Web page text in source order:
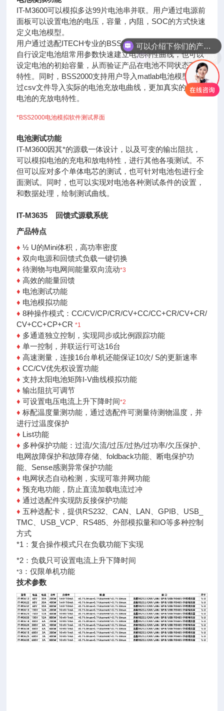
IT-M3600可以模拟多达99片电池串并联。用户通过电源前
面板可以设置电池的电压，容量，内阻，SOC的方式快速
定义电池模型。
用户通过选配ITECH专业的BSS2000电池模拟软件，可以
自行设定电池组常用参数快速建立电池特性曲线，也可以
设定电池的初始容量，从而验证产品在电池不同状态下的
特性。同时，BSS2000支持用户导入matlab电池模型或通
过csv文件导入实际的电池充放电曲线，更加真实的再现
电池的充放电特性。
*BSS2000电池模拟软件测试界面
电池测试功能
IT-M3600因其*的源载一体设计，以及可变的输出阻抗，
可以模拟电池的充电和放电特性，进行其他各项测试。不
但可以应对多个单体电芯的测试，也可针对电池包进行全
面测试。同时，也可以实现对电池各种测试条件的设置，
和数据处理，绘制测试曲线。
IT-M3635 回馈式源载系统
产品特点
♦½ U的Mini体积，高功率密度
♦双向电源和回馈式负载一键切换
♦待测物与电网间能量双向流动*3
♦高效的能量回馈
♦ 电池测试功能
♦ 电池模拟功能
♦8种操作模式：CC/CV/CP/CR/CV+CC/CC+CR/CV+CR/
CV+CC+CP+CR*1
♦ 多通道独立控制，实现同步或比例跟踪功能
♦单一控制，并联运行可达16台
♦高速测量，连接16台单机还能保证10次/ S的更新速率
♦CC/CV优先权设置功能
♦支持太阳电池矩阵I-V曲线模拟功能
♦输出阻抗可调节
♦可设置电压电流上升下降时间*2
♦标配温度量测功能，通过选配件可测量待测物温度，并
进行过温度保护
♦ List功能
♦ 多种保护功能：过流/欠流/过压/过热/过功率/欠压保护、
电网故障保护和故障存储、foldback功能、断电保护功
能、Sense感测异常保护功能
♦ 电网状态自动检测，实现可靠并网功能
♦预充电功能，防止直流加载电流过冲
♦通过选配件实现防反接保护功能
♦ 五种选配卡，提供RS232、CAN、LAN、GPIB、USB_
TMC、 USB_VCP、RS485、外部模拟量和IO等多种控制
方式
*1：复合操作模式只在负载功能下实现
*2：负载只可设置电流上升下降时间
*3 ：仅限单机功能
技术参数
你们是怎么收费的呢